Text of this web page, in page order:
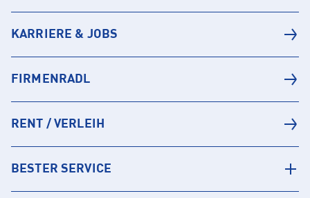
KARRIERE & JOBS
FIRMENRADL
RENT / VERLEIH
BESTER SERVICE